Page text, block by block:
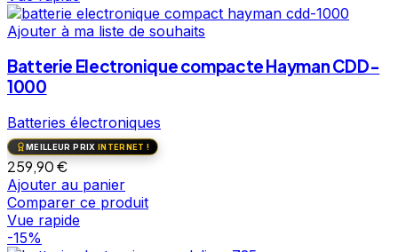
Ajouter à ma liste de souhaits
Batterie Electronique compacte Hayman CDD-
1000
Batteries électroniques
MEILLEUR PRIX INTERNET !
259,90€
Ajouter au panier
Comparer ce produit
Vue rapide
-15%